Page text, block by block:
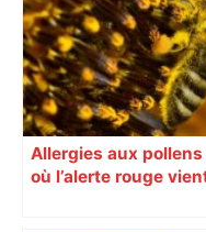
Allergies aux
où l’alerte rouge